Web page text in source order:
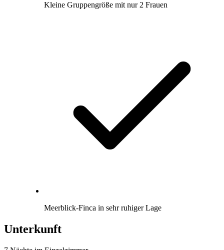
Kleine Gruppengröße mit nur 2 Frauen
Meerblick-Finca in sehr ruhiger Lage
Unterkunft